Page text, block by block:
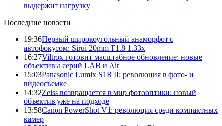
выдержит нагрузку
Последние новости
19:36Первый широкоугольный анаморфот с
автофокусом: Sirui 20mm T1.8 1.33x
16:27Viltrox готовит масштабное обновление: новые
объективы серий LAB и Air
15:03Panasonic Lumix S1R II: революция в фото- и
видеосъемке
14:32Zeiss возвращается в мир фотооптики: новый
объектив уже на подходе
13:58Canon PowerShot V1: революция среди компактных
камер